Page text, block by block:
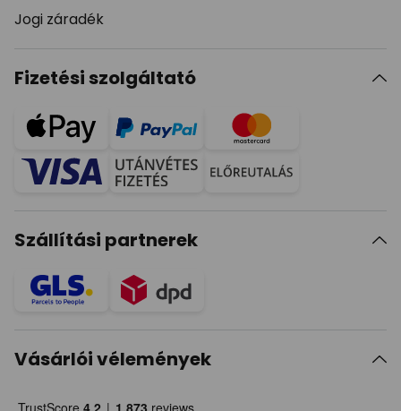
Jogi záradék
Fizetési szolgáltató
Szállítási partnerek
Vásárlói vélemények